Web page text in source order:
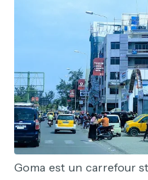
Goma est un carrefour